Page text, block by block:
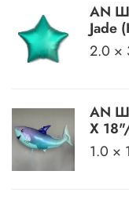
АN
Jade
2.0 ×
AN
X
1.0 ×